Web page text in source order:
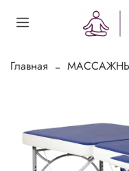
Главная